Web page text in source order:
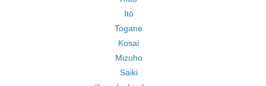
Itō
Togane
Kosai
Mizuho
Saiki